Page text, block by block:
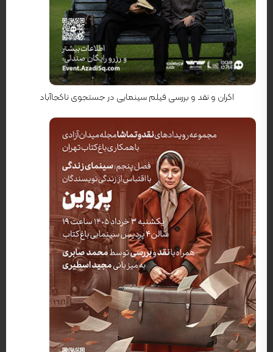
کارگردان: مارک فورستر
اکران و نقد و بررسی فیلم سینمایی در جستجوی ناکجاآباد